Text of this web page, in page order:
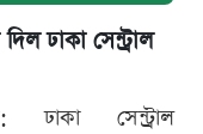
ঢাকা সেন্ট্রাল
ঢাকা সেন্ট্রাল